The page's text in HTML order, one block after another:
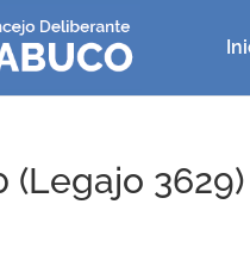
(Legajo 3629)